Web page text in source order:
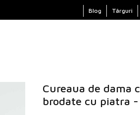
Blog Târguri
Cureaua de dama
brodate cu piatra -